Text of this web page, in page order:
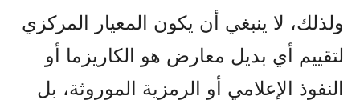
ولذلك، لا ينبغي أن يكون المعيار المركزي
لتقييم أي بديل معارض هو الكاريزما أو
النفوذ الإعلامي أو الرمزية الموروثة، بل